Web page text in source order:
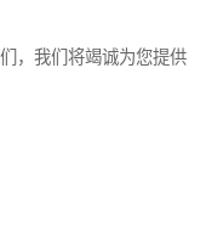
，我们将竭诚为您提供